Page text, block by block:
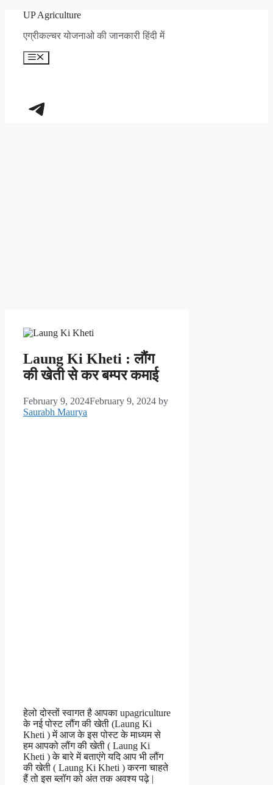
content
UP Agriculture
एग्रीकल्चर योजनाओ की जानकारी हिंदी में
Menu
https://t.me/+_dXT-DwpRj03ZDhl
Laung Ki Kheti : लौंग
की खेती से कर बम्पर कमाई
February 9, 2024February 9, 2024 by
Saurabh Maurya
हेलो दोस्तों स्वागत है आपका upagriculture
के नई पोस्ट लौंग की खेती (Laung Ki
Kheti ) में आज के इस पोस्ट के माध्यम से
हम आपको लौंग की खेती ( Laung Ki
Kheti ) के बारे में बताएंगे यदि आप भी लौंग
की खेती ( Laung Ki Kheti ) करना चाहते
हैं तो इस ब्लॉग को अंत तक अवश्य पढ़े |